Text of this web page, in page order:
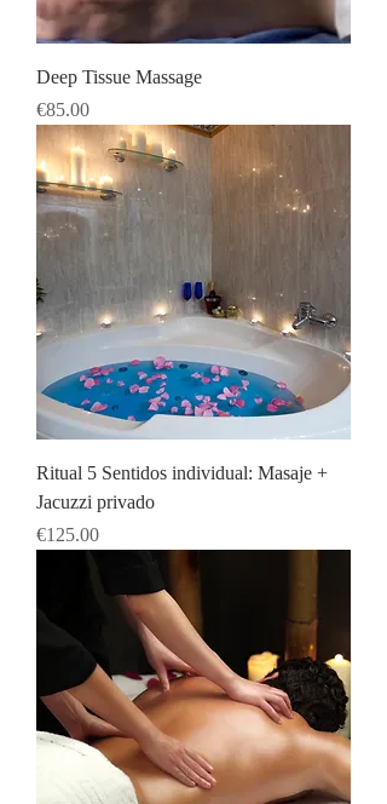
Deep Tissue Massage
Price
€85.00
Ritual 5 Sentidos individual: Masaje +
Jacuzzi privado
Price
€125.00